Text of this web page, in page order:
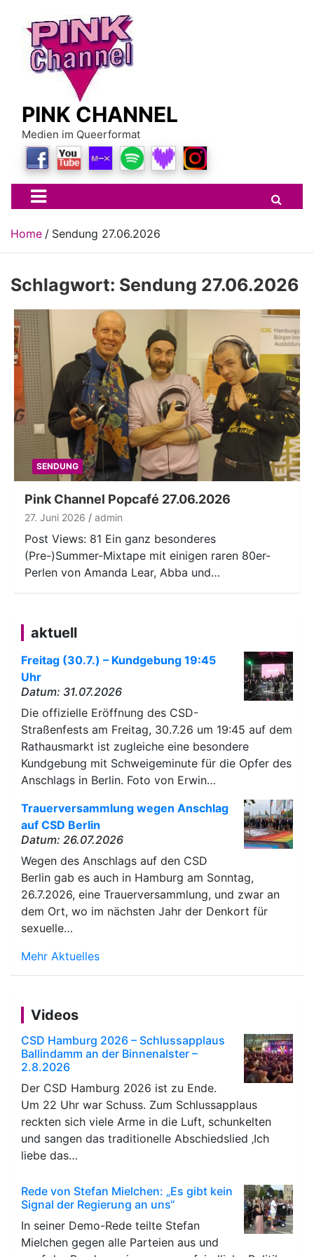
content
PINK CHANNEL
Medien im Queerformat
Home Sendung 27.06.2026
Schlagwort: Sendung 27.06.2026
SENDUNG
Pink Channel Popcafé 27.06.2026
27. Juni 2026 admin
Post Views: 81 Ein ganz besonderes
(Pre-)Summer-Mixtape mit einigen raren 80er-
Perlen von Amanda Lear, Abba und…
aktuell
Freitag (30.7.) – Kundgebung 19:45
Uhr
Datum: 31.07.2026
Die offizielle Eröffnung des CSD-
Straßenfests am Freitag, 30.7.26 um 19:45 auf dem
Rathausmarkt ist zugleiche eine besondere
Kundgebung mit Schweigeminute für die Opfer des
Anschlags in Berlin. Foto von Erwin…
Trauerversammlung wegen Anschlag
auf CSD Berlin
Datum: 26.07.2026
Wegen des Anschlags auf den CSD
Berlin gab es auch in Hamburg am Sonntag,
26.7.2026, eine Trauerversammlung, und zwar an
dem Ort, wo im nächsten Jahr der Denkort für
sexuelle…
Mehr Aktuelles
Videos
CSD Hamburg 2026 – Schlussapplaus
Ballindamm an der Binnenalster –
2.8.2026
Der CSD Hamburg 2026 ist zu Ende.
Um 22 Uhr war Schuss. Zum Schlussapplaus
reckten sich viele Arme in die Luft, schunkelten
und sangen das traditionelle Abschiedslied ‚Ich
liebe das…
Rede von Stefan Mielchen: „Es gibt kein
Signal der Regierung an uns“
In seiner Demo-Rede teilte Stefan
Mielchen gegen alle Parteien aus und